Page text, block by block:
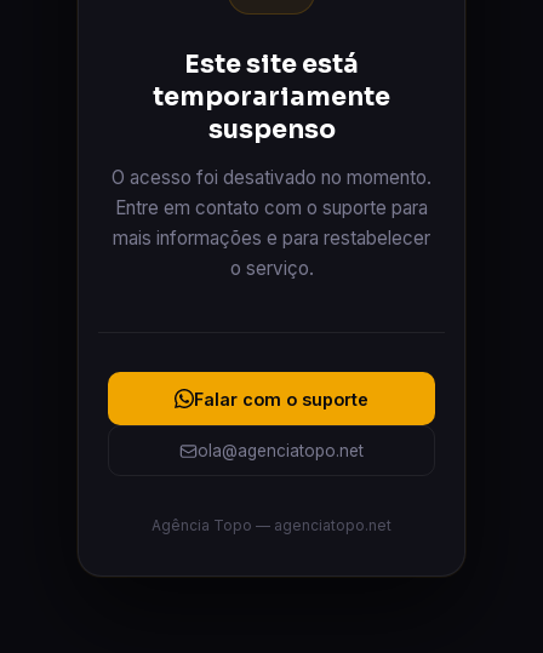
Este site está
temporariamente
suspenso
O acesso foi desativado no momento.
Entre em contato com o suporte para
mais informações e para restabelecer
o serviço.
Falar com o suporte
ola@agenciatopo.net
Agência Topo — agenciatopo.net